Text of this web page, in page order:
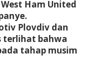
Ham United
Plovdiv dan
terlihat bahwa
tahap musim